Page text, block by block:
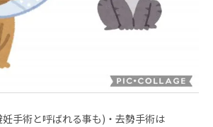
妊手術と呼ばれる事も) ・去勢手術は